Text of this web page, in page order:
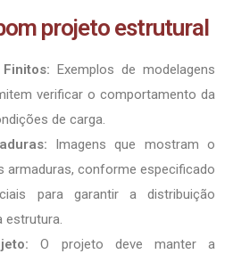
projeto estrutural
Exemplos de modelagens
verificar o comportamento da
de carga.
Imagens que mostram o
armaduras, conforme especificado
para garantir a distribuição
estrutura.
O projeto deve manter a